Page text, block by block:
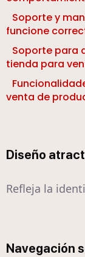
Soporte y
funcione
Soporte para
tienda para
venta de
Diseño
Refleja la
Navegación